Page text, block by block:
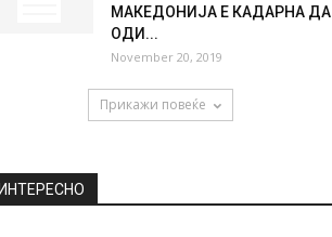
МАКЕДОНИЈА Е КАДАРНА ДА
ОДИ...
November 20, 2019
Прикажи повеќе
ИНТЕРЕСНО